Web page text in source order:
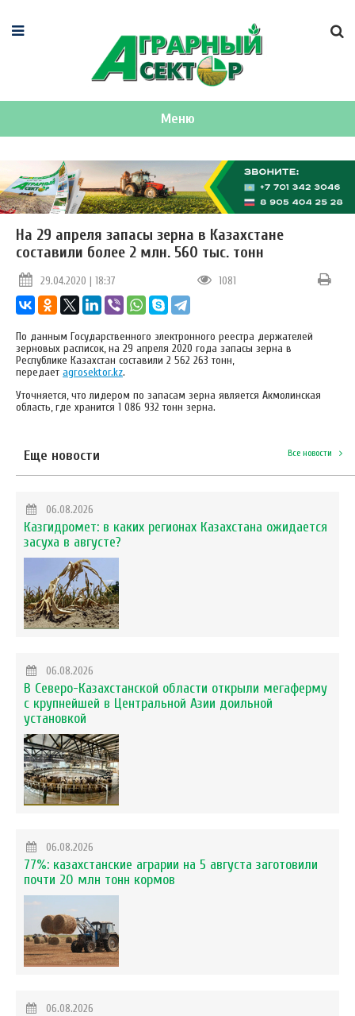
Меню
На 29 апреля запасы зерна в Казахстане
составили более 2 млн. 560 тыс. тонн
29.04.2020 | 18:37 1081
По данным Государственного электронного реестра держателей
зерновых расписок, на 29 апреля 2020 года запасы зерна в
Республике Казахстан составили 2 562 263 тонн,
передает agrosektor.kz.
Уточняется, что лидером по запасам зерна является Акмолинская
область, где хранится 1 086 932 тонн зерна.
Еще новости Все новости
06.08.2026
Казгидромет: в каких регионах Казахстана ожидается
засуха в августе?
06.08.2026
В Северо-Казахстанской области открыли мегаферму
с крупнейшей в Центральной Азии доильной
установкой
06.08.2026
77%: казахстанские аграрии на 5 августа заготовили
почти 20 млн тонн кормов
06.08.2026